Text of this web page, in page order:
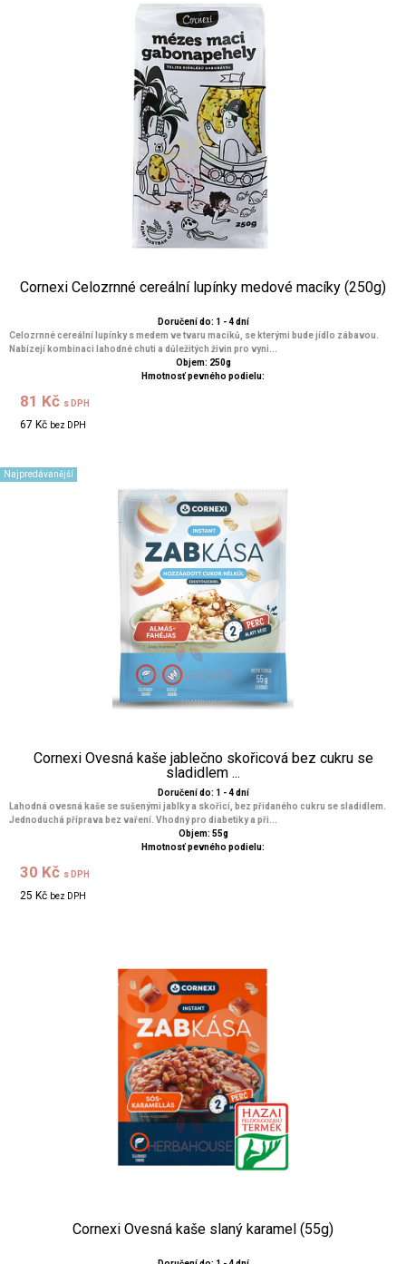
Cornexi Celozrnné cereální lupínky medové macíky (250g)
Doručení do: 1 - 4 dní
Celozrnné cereální lupínky s medem ve tvaru macíků, se kterými bude jídlo zábavou.
Nabízejí kombinaci lahodné chuti a důležitých živin pro vyni...
Objem: 250g
Hmotnosť pevného podielu:
81 Kč s DPH
67 Kč bez DPH
Najpredávanější
Cornexi Ovesná kaše jablečno skořicová bez cukru se
sladidlem ...
Doručení do: 1 - 4 dní
Lahodná ovesná kaše se sušenými jablky a skořicí, bez přidaného cukru se sladidlem.
Jednoduchá příprava bez vaření. Vhodný pro diabetiky a při...
Objem: 55g
Hmotnosť pevného podielu:
30 Kč s DPH
25 Kč bez DPH
Cornexi Ovesná kaše slaný karamel (55g)